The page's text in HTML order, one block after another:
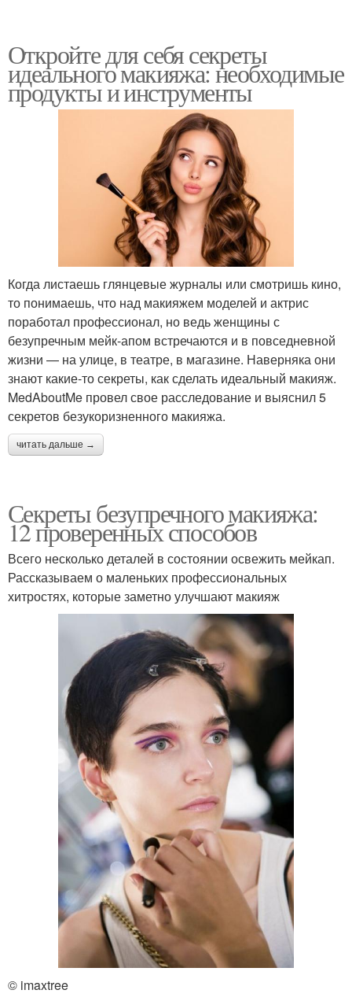
Откройте для себя секреты
идеального макияжа: необходимые
продукты и инструменты
Когда листаешь глянцевые журналы или смотришь кино,
то понимаешь, что над макияжем моделей и актрис
поработал профессионал, но ведь женщины с
безупречным мейк-апом встречаются и в повседневной
жизни — на улице, в театре, в магазине. Наверняка они
знают какие-то секреты, как сделать идеальный макияж.
MedAboutMe провел свое расследование и выяснил 5
секретов безукоризненного макияжа.
читать дальше →
Секреты безупречного макияжа:
12 проверенных способов
Всего несколько деталей в состоянии освежить мейкап.
Рассказываем о маленьких профессиональных
хитростях, которые заметно улучшают макияж
© imaxtree